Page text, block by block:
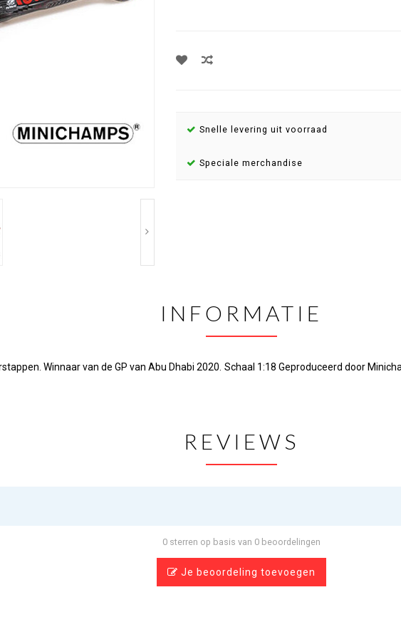
Snelle levering uit voorraad
Speciale merchandise
INFORMATIE
Winnaar van de GP van Abu Dhabi 2020. Schaal 1:18 Geproduceerd door
REVIEWS
0 sterren op basis van 0 beoordelingen
Je beoordeling toevoegen